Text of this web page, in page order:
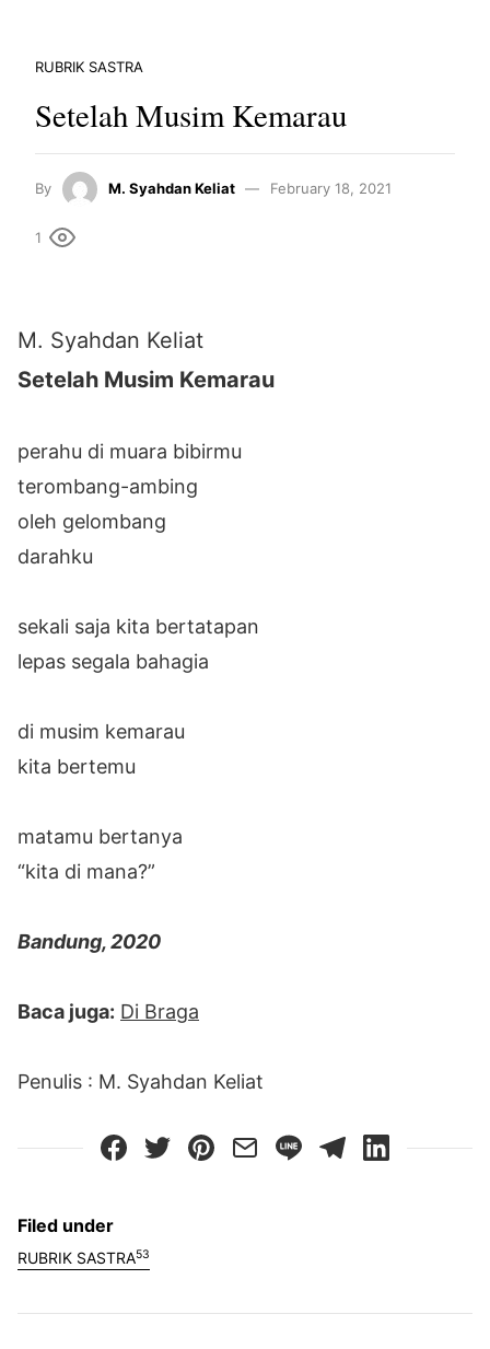
RUBRIK SASTRA
Setelah Musim Kemarau
By M. Syahdan Keliat February 18, 2021
1
M. Syahdan Keliat
Setelah Musim Kemarau
perahu di muara bibirmu
terombang-ambing
oleh gelombang
darahku
sekali saja kita bertatapan
lepas segala bahagia
di musim kemarau
kita bertemu
matamu bertanya
“kita di mana?”
Bandung, 2020
Baca juga: Di Braga
Penulis : M. Syahdan Keliat
Filed under
RUBRIK SASTRA53